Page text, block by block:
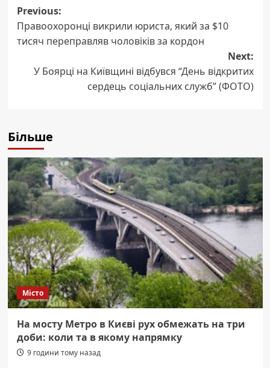
Post
navigation
Previous:
Правоохоронці викрили юриста, який за $10
тисяч переправляв чоловіків за кордон
Next:
У Боярці на Київщині відбувся “День відкритих
сердець соціальних служб” (ФОТО)
Більше
Місто
На мосту Метро в Києві рух обмежать на три
доби: коли та в якому напрямку
9 години тому назад